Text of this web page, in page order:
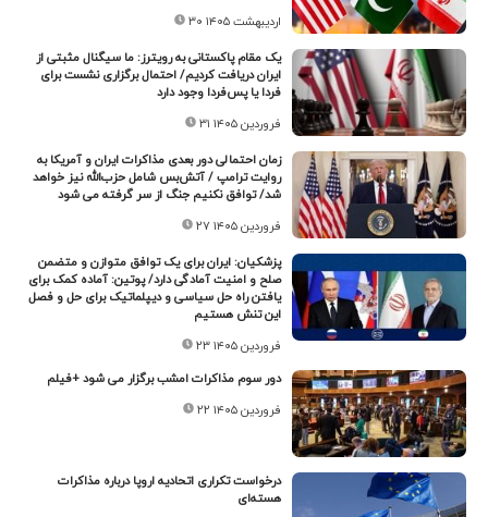
۳۰ اردیبهشت ۱۴۰۵
یک مقام پاکستانی به رویترز: ما سیگنال مثبتی از
ایران دریافت کردیم/ احتمال برگزاری نشست برای
فردا یا پس‌فردا وجود دارد
۳۱ فروردین ۱۴۰۵
زمان احتمالی دور بعدی مذاکرات ایران و آمریکا به
روایت ترامپ / آتش‌بس شامل حزب‌الله نیز خواهد
شد/ توافق نکنیم جنگ از سر گرفته می شود
۲۷ فروردین ۱۴۰۵
پزشکیان: ایران برای یک توافق متوازن و متضمن
صلح و امنیت آمادگی دارد/ پوتین: آماده کمک برای
یافتن راه حل سیاسی و دیپلماتیک برای حل و فصل
این تنش هستیم
۲۳ فروردین ۱۴۰۵
دور سوم مذاکرات امشب برگزار می شود +فیلم
۲۲ فروردین ۱۴۰۵
درخواست تکراری اتحادیه اروپا درباره مذاکرات
هسته‌ای